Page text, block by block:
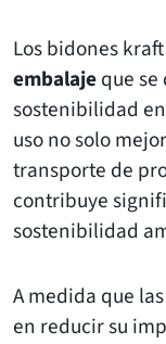
Los bidones
embalajeque
sostenibilidad
uso no solo
transporte de
contribuye
sostenibilidad
A medida que
en reducir su